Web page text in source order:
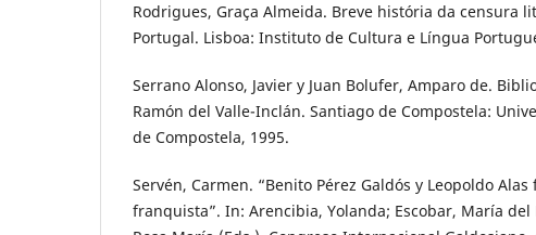
Rodrigues, Graça Almeida. Breve história da censura
Portugal. Lisboa: Instituto de Cultura e Língua
Serrano Alonso, Javier y Juan Bolufer, Amparo de.
Ramón del Valle-Inclán. Santiago de Compostela:
de Compostela, 1995.
Servén, Carmen. “Benito Pérez Galdós y Leopoldo
franquista”. In: Arencibia, Yolanda; Escobar, María del